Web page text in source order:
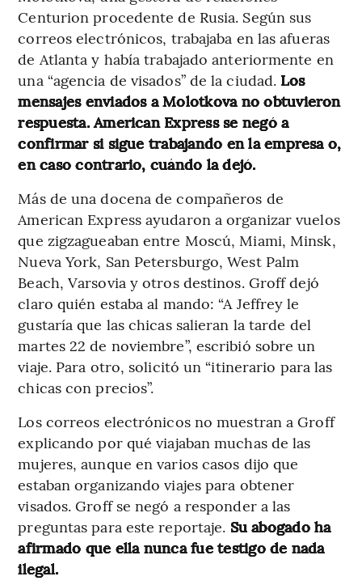
Centurion procedente de Rusia. Según sus
correos electrónicos, trabajaba en las afueras
de Atlanta y había trabajado anteriormente en
una “agencia de visados” de la ciudad. Los
mensajes enviados a Molotkova no obtuvieron
respuesta. American Express se negó a
confirmar si sigue trabajando en la empresa o,
en caso contrario, cuándo la dejó.
Más de una docena de compañeros de
American Express ayudaron a organizar vuelos
que zigzagueaban entre Moscú, Miami, Minsk,
Nueva York, San Petersburgo, West Palm
Beach, Varsovia y otros destinos. Groff dejó
claro quién estaba al mando: “A Jeffrey le
gustaría que las chicas salieran la tarde del
martes 22 de noviembre”, escribió sobre un
viaje. Para otro, solicitó un “itinerario para las
chicas con precios”.
Los correos electrónicos no muestran a Groff
explicando por qué viajaban muchas de las
mujeres, aunque en varios casos dijo que
estaban organizando viajes para obtener
visados. Groff se negó a responder a las
preguntas para este reportaje. Su abogado ha
afirmado que ella nunca fue testigo de nada
ilegal.